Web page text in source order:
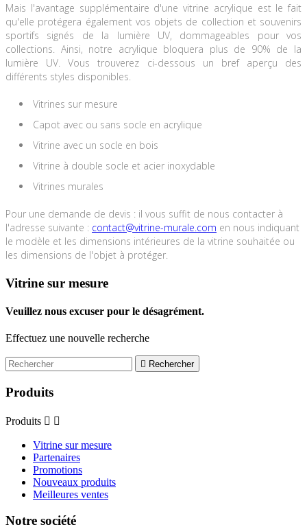
Mais l'avantage supplémentaire d'une vitrine acrylique est le fait
qu'elle protégera également vos objets de collection et souvenirs
sportifs signés de la lumière UV, dommageables pour vos
collections. Ainsi, notre acrylique bloquera plus de 90% de la
lumière UV. Vous trouverez ci-dessous un bref aperçu des
différents styles disponibles.
Vitrines sur mesure
Capot avec ou sans socle en acrylique
Vitrine avec un socle en bois
Vitrine à double socle et acier inoxydable
Vitrines murales
Pour une demande de devis : il vous suffit de nous contacter à
l'adresse suivante : contact@vitrine-murale.com en nous indiquant
le modèle et les dimensions intérieures de la vitrine souhaitée ou
les dimensions de l'objet à protéger.
Vitrine sur mesure
Veuillez nous excuser pour le désagrément.
Effectuez une nouvelle recherche
 Rechercher
Produits
Produits  
Vitrine sur mesure
Partenaires
Promotions
Nouveaux produits
Meilleures ventes
Notre société